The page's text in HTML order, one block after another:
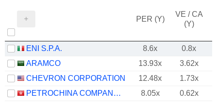
PER (Y)
VE / CA
(Y)
ENI S.P.A. 8.6x
0.8x
ARAMCO
13.93x
3.62x
CHEVRON CORPORATION
12.48x
1.73x
PETROCHINA COMPANY LIMITED
8.05x
0.62x